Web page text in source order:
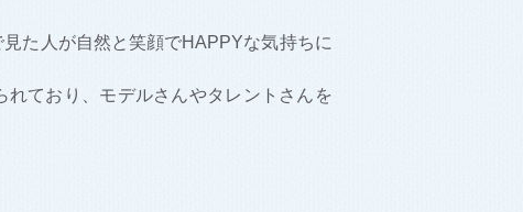
た人が自然と笑顔でHAPPYな気持ちに
ており、モデルさんやタレントさんを